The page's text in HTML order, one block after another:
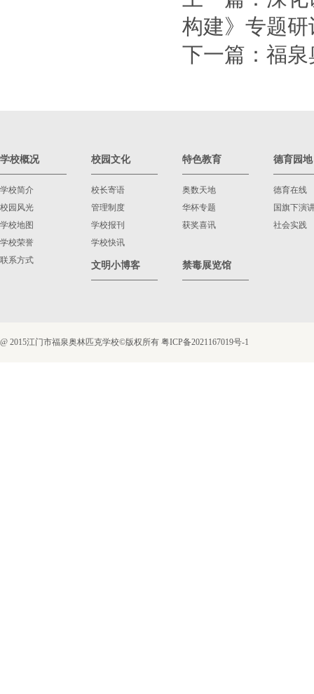
构建》专题
下一篇： 福泉
学校概况
学校简介
校园风光
学校地图
学校荣誉
联系方式
校园文化
校长寄语
管理制度
学校报刊
学校快讯
特色教育
奥数天地
华杯专题
获奖喜讯
德育园地
德育在线
国旗下演
社会实践
文明小博客 禁毒展览馆
@ 2015江门市福泉奥林匹克学校©版权所有 粤ICP备2021167019号-1